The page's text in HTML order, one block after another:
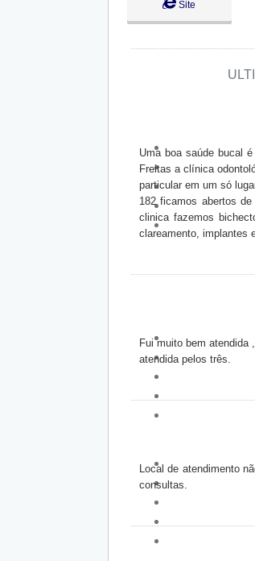
09:00 -
Qua:
09:00 -
Sex:
09:00 -
Fechado
Fechado
Site
Uma boa saúde bucal
Freitas a clínica
particular em um só
182 ficamos abertos
clinica fazemos
clareamento, implantes
Fui muito bem
atendida pelos três.
Local de atendimento
consultas.